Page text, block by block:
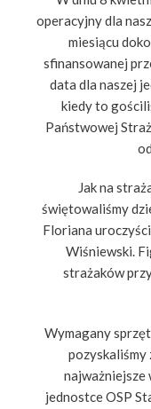
operacyjny dla
miesiącu
sfinansowanej
data dla naszej
kiedy to
Państwowej
Jak na
świętowaliśmy
Floriana
Wiśniewski.
strażaków
Wymagany
pozyskaliśmy
najważniejsze
jednostce OSP